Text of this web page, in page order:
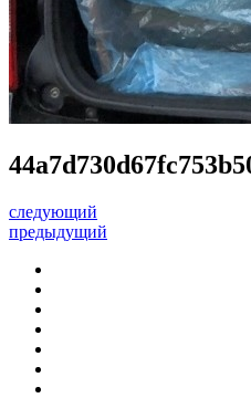
следующий
предыдущий